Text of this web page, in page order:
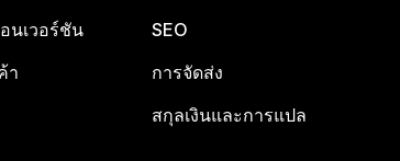
นเวอร์ชัน
า
SEO
การจัดส่ง
สกุลเงินและการแปล